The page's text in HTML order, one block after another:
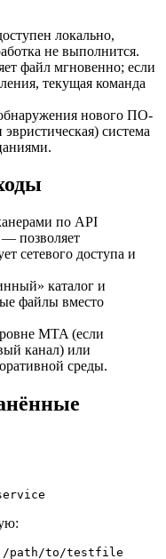
локально,
не выполнится.
файл мгновенно; если
текущая команда
нового ПО-
система
по API
позволяет
сетевого доступа и
каталог и
файлы вместо
MTA (если
канал) или
среды.
/path/to/testfile